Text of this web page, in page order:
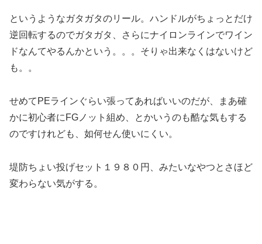
というようなガタガタのリール。ハンドルがちょっとだけ
逆回転するのでガタガタ、さらにナイロンラインでワイン
ドなんてやるんかという。。。そりゃ出来なくはないけど
も。。
せめてPEラインぐらい張ってあればいいのだが、まあ確
かに初心者にFGノット組め、とかいうのも酷な気もする
のですけれども、如何せん使いにくい。
堤防ちょい投げセット１９８０円、みたいなやつとさほど
変わらない気がする。